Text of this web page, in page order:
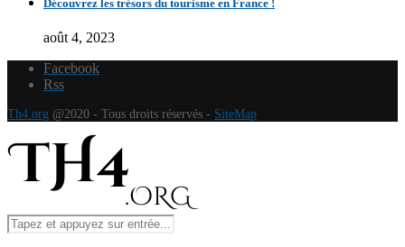
Découvrez les trésors du tourisme en France !
août 4, 2023
Facebook
Rss
Th4.org @2020 - Tous droits réservés - SiteMap